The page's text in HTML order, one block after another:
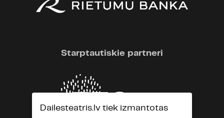
Starptautiskie partneri
Dailesteatris.lv tiek izmantotas